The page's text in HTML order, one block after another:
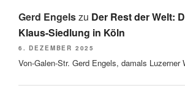
Gerd Engelszu Der Rest der Welt:
Klaus-Siedlung in Köln
6. DEZEMBER 2025
Von-Galen-Str. Gerd Engels, damals Luzerner